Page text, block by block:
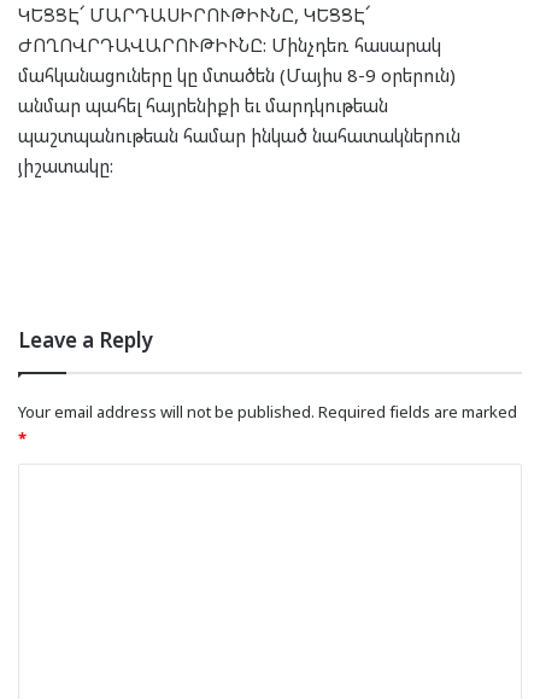
ԿԵՑՑԷ՜ ՄԱՐԴԱՍԻՐՈՒԹԻՒՆԸ, ԿԵՑՑԷ՜
ԺՈՂՈՎՐԴԱՎԱՐՈՒԹԻՒՆԸ: Մինչդեռ հասարակ
մահկանացուները կը մտածեն (Մայիս 8-9 օրերուն)
անմար պահել հայրենիքի եւ մարդկութեան
պաշտպանութեան համար ինկած նահատակներուն
յիշատակը:
Leave a Reply
Your email address will not be published. Required fields are marked
*